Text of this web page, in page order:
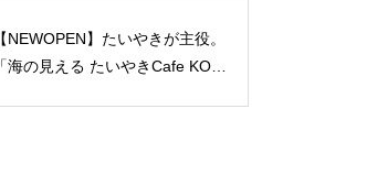
【NEWOPEN】たいやきが主役。
「海の見える たいやきCafe KOM